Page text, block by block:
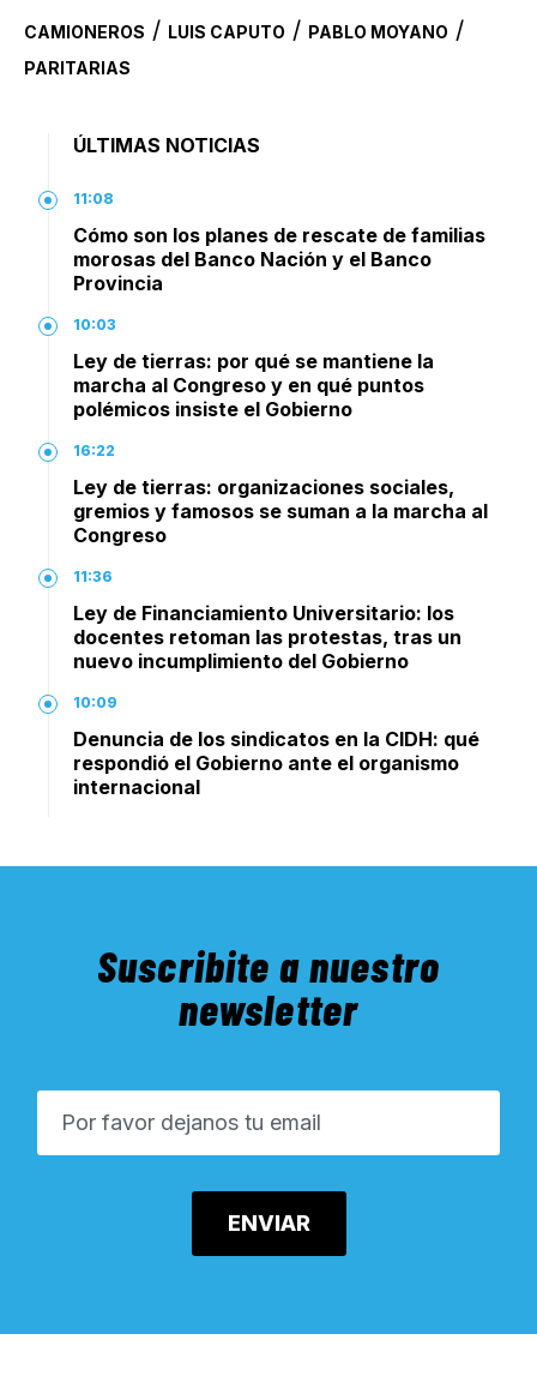
CAMIONEROS / LUIS CAPUTO / PABLO MOYANO /
PARITARIAS
ÚLTIMAS NOTICIAS
11:08
Cómo son los planes de rescate de familias
morosas del Banco Nación y el Banco
Provincia
10:03
Ley de tierras: por qué se mantiene la
marcha al Congreso y en qué puntos
polémicos insiste el Gobierno
16:22
Ley de tierras: organizaciones sociales,
gremios y famosos se suman a la marcha al
Congreso
11:36
Ley de Financiamiento Universitario: los
docentes retoman las protestas, tras un
nuevo incumplimiento del Gobierno
10:09
Denuncia de los sindicatos en la CIDH: qué
respondió el Gobierno ante el organismo
internacional
Suscribite a nuestro
newsletter